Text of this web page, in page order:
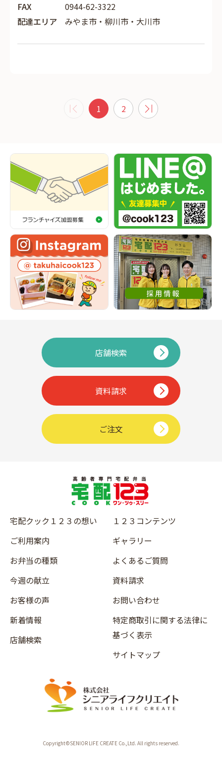
FAX
0944-62-3322
配達エリア
みやま市・柳川市・大川市
1 2
店舗検索
資料請求
ご注文
宅配クック１２３の想い
ご利用案内
お弁当の種類
今週の献立
お客様の声
新着情報
店舗検索
１２３コンテンツ
ギャラリー
よくあるご質問
資料請求
お問い合わせ
特定商取引に関する法律に
基づく表示
サイトマップ
Copyright©SENIOR LIFE CREATE Co.,Ltd. All rights reserved.